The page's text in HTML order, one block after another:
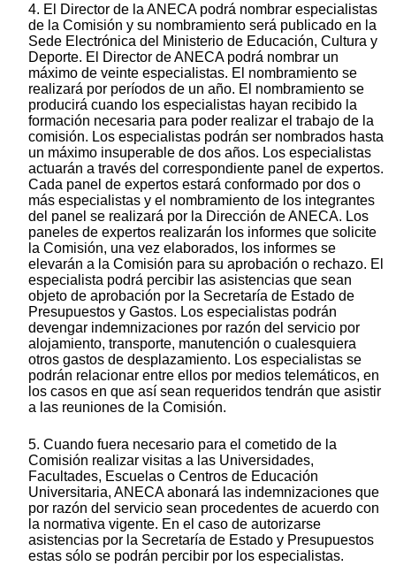
4. El Director de la ANECA podrá nombrar especialistas
de la Comisión y su nombramiento será publicado en la
Sede Electrónica del Ministerio de Educación, Cultura y
Deporte. El Director de ANECA podrá nombrar un
máximo de veinte especialistas. El nombramiento se
realizará por períodos de un año. El nombramiento se
producirá cuando los especialistas hayan recibido la
formación necesaria para poder realizar el trabajo de la
comisión. Los especialistas podrán ser nombrados hasta
un máximo insuperable de dos años. Los especialistas
actuarán a través del correspondiente panel de expertos.
Cada panel de expertos estará conformado por dos o
más especialistas y el nombramiento de los integrantes
del panel se realizará por la Dirección de ANECA. Los
paneles de expertos realizarán los informes que solicite
la Comisión, una vez elaborados, los informes se
elevarán a la Comisión para su aprobación o rechazo. El
especialista podrá percibir las asistencias que sean
objeto de aprobación por la Secretaría de Estado de
Presupuestos y Gastos. Los especialistas podrán
devengar indemnizaciones por razón del servicio por
alojamiento, transporte, manutención o cualesquiera
otros gastos de desplazamiento. Los especialistas se
podrán relacionar entre ellos por medios telemáticos, en
los casos en que así sean requeridos tendrán que asistir
a las reuniones de la Comisión.
5. Cuando fuera necesario para el cometido de la
Comisión realizar visitas a las Universidades,
Facultades, Escuelas o Centros de Educación
Universitaria, ANECA abonará las indemnizaciones que
por razón del servicio sean procedentes de acuerdo con
la normativa vigente. En el caso de autorizarse
asistencias por la Secretaría de Estado y Presupuestos
estas sólo se podrán percibir por los especialistas.